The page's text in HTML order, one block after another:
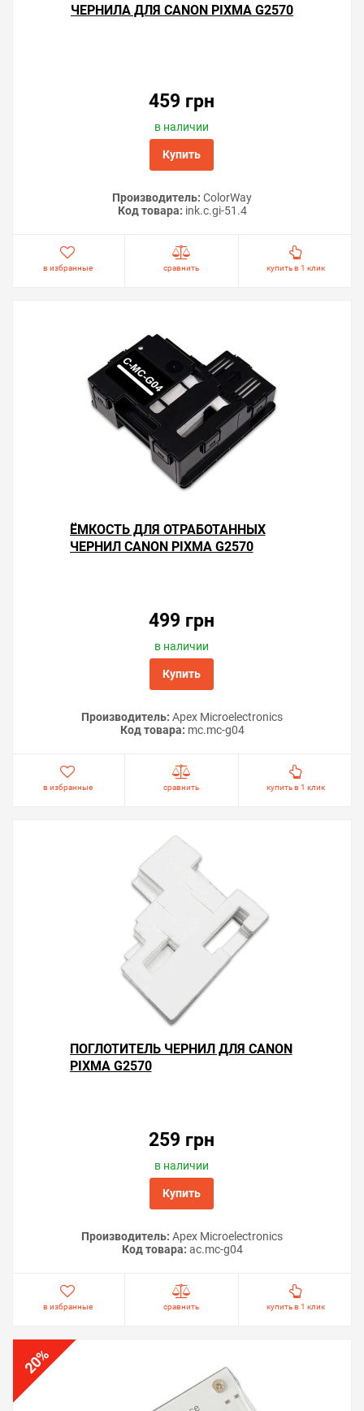
ЧЕРНИЛА ДЛЯ CANON PIXMA G2570
459 грн
в наличии
Купить
Производитель: ColorWay
Код товара: ink.c.gi-51.4
в избранные сравнить купить в 1 клик
ЁМКОСТЬ ДЛЯ ОТРАБОТАННЫХ
ЧЕРНИЛ CANON PIXMA G2570
499 грн
в наличии
Купить
Производитель: Apex Microelectronics
Код товара: mc.mc-g04
в избранные сравнить купить в 1 клик
ПОГЛОТИТЕЛЬ ЧЕРНИЛ ДЛЯ CANON
PIXMA G2570
259 грн
в наличии
Купить
Производитель: Apex Microelectronics
Код товара: ac.mc-g04
в избранные сравнить купить в 1 клик
20
%